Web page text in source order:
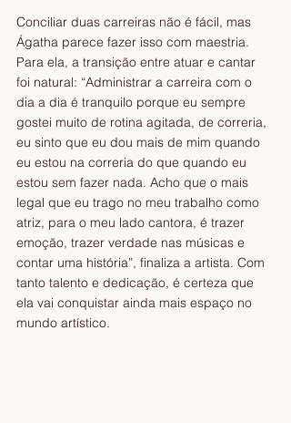
Conciliar duas carreiras não é fácil, mas
Ágatha parece fazer isso com maestria.
Para ela, a transição entre atuar e cantar
foi natural: “Administrar a carreira com o
dia a dia é tranquilo porque eu sempre
gostei muito de rotina agitada, de correria,
eu sinto que eu dou mais de mim quando
eu estou na correria do que quando eu
estou sem fazer nada. Acho que o mais
legal que eu trago no meu trabalho como
atriz, para o meu lado cantora, é trazer
emoção, trazer verdade nas músicas e
contar uma história”, finaliza a artista. Com
tanto talento e dedicação, é certeza que
ela vai conquistar ainda mais espaço no
mundo artístico.